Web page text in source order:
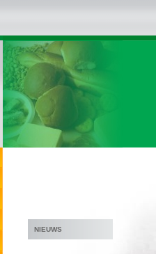
NIEUWS